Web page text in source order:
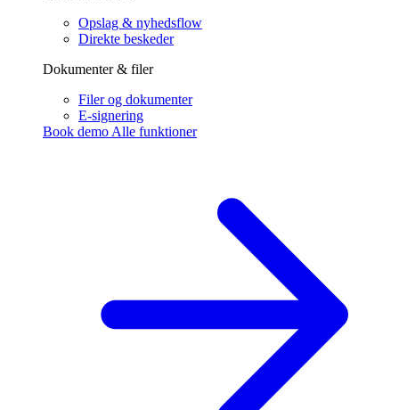
Opslag & nyhedsflow
Direkte beskeder
Dokumenter & filer
Filer og dokumenter
E-signering
Book demo Alle funktioner